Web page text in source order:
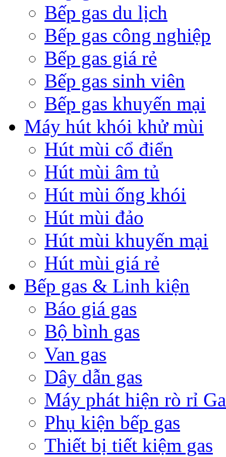
Bếp gas du lịch
Bếp gas công nghiệp
Bếp gas giá rẻ
Bếp gas sinh viên
Bếp gas khuyến mại
Máy hút khói khử mùi
Hút mùi cổ điển
Hút mùi âm tủ
Hút mùi ống khói
Hút mùi đảo
Hút mùi khuyến mại
Hút mùi giá rẻ
Bếp gas & Linh kiện
Báo giá gas
Bộ bình gas
Van gas
Dây dẫn gas
Máy phát hiện rò rỉ
Phụ kiện bếp gas
Thiết bị tiết kiệm gas